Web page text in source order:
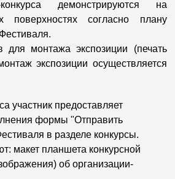
демонстрируются на
поверхностях согласно плану
для монтажа экспозиции (печать
экспозиции осуществляется
участник предоставляет
формы "Отправить
в разделе конкурсы.
макет планшета конкурсной
об организации-